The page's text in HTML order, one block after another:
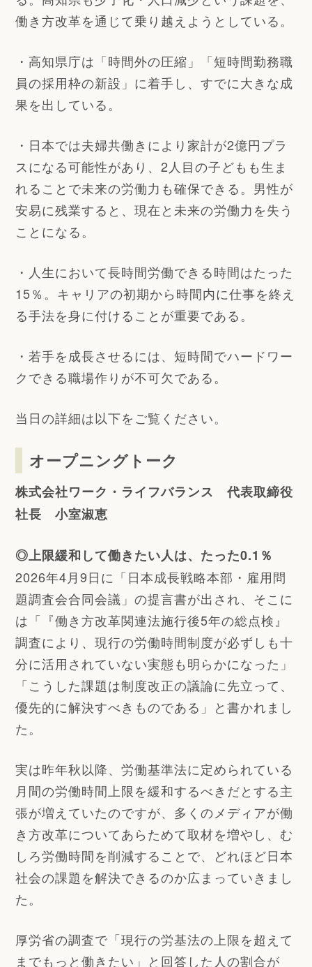
働き方改革を通じて乗り越えようとしている。
・高知県庁は「時間外の圧縮」「短時間勤務職
員の採用枠の新設」に着手し、すでに大きな成
果を出している。
・日本では夫婦共働きにより家計が2億円プラ
スになる可能性があり、2人目の子どもも生ま
れることで未来の労働力も確保できる。男性が
安易に残業すると、現在と未来の労働力を失う
ことになる。
・人生において長時間労働できる時間はたった
15％。キャリアの初期から時間内に仕事を終え
る手法を身に付けることが重要である。
・若手を成長させるには、短時間でハードワー
クできる職場作りが不可欠である。
当日の詳細は以下をご覧ください。
オープニングトーク
株式会社ワーク・ライフバランス 代表取締役
社長 小室淑恵
◎上限緩和して働きたい人は、たった0.1％
2026年4月9日に「日本成長戦略本部・雇用問
題調査会合同会議」の提言書が出され、そこに
は「『働き方改革関連法施行後5年の総点検』
調査により、現行の労働時間制度が必ずしも十
分に活用されていない実態も明らかになった」
「こうした課題は制度改正の議論に先立って、
優先的に解決すべきものである」と書かれまし
た。
実は昨年秋以降、労働基準法に定められている
月間の労働時間上限を緩和するべきだとする主
張が増えていたのですが、多くのメディアが働
き方改革についてあらためて取材を増やし、む
しろ労働時間を削減することで、どれほど日本
社会の課題を解決できるのか広まっていきまし
た。
厚労省の調査で「現行の労基法の上限を超えて
までもっと働きたい」と回答した人の割合が